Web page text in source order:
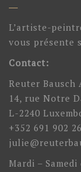
L’artiste-
vous présente
Contact:
Reuter Bausch
14, rue Notre
L-2240
+352 691 902
Mardi –